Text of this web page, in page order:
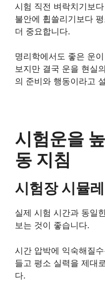
시험 직전 벼락치기보
불안에 휩쓸리기보다
더 중요합니다.
명리학에서도 좋은 운
보지만 결국 운을 현실
의 준비와 행동이라고
시험운을
동 지침
시험장 시뮬
실제 시험 시간과 동일
보는 것이 좋습니다.
시간 압박에 익숙해질
들고 평소 실력을 제대
다.